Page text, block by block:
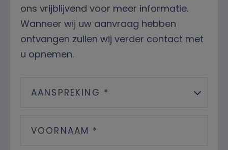
ons vrijblijvend voor meer informatie.
Wanneer wij uw aanvraag hebben
ontvangen zullen wij verder contact met
u opnemen.
AANSPREKING *